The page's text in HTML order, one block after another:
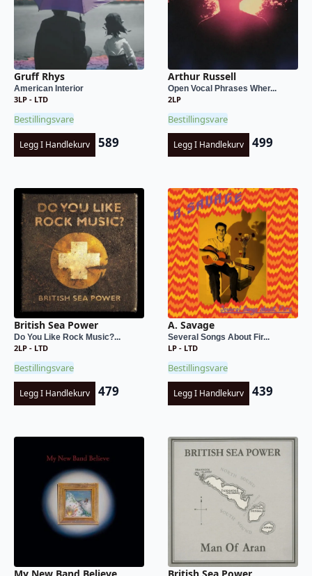
Gruff Rhys
American Interior
3LP - LTD
Bestillingsvare
Legg I Handlekurv 589
Arthur Russell
Open Vocal Phrases Wher...
2LP
Bestillingsvare
Legg I Handlekurv 499
British Sea Power
Do You Like Rock Music?...
2LP - LTD
Bestillingsvare
Legg I Handlekurv 479
A. Savage
Several Songs About Fir...
LP - LTD
Bestillingsvare
Legg I Handlekurv 439